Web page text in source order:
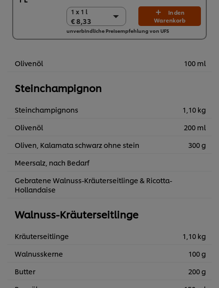
1 x 1 l
€ 8,33
1 x 1 l
€ 8,33
10 x 1 l
In den
Warenkorb
unverbindliche Preisempfehlung von UFS
Olivenöl 100 ml
Steinchampignon
Steinchampignons
1,10 kg
Olivenöl
200 ml
Oliven, Kalamata schwarz ohne stein
300 g
Meersalz, nach Bedarf
Gebratene Walnuss-Kräuterseitlinge & Ricotta-
Hollandaise
Walnuss-Kräuterseitlinge
Kräuterseitlinge
1,10 kg
Walnusskerne
100 g
Butter
200 g